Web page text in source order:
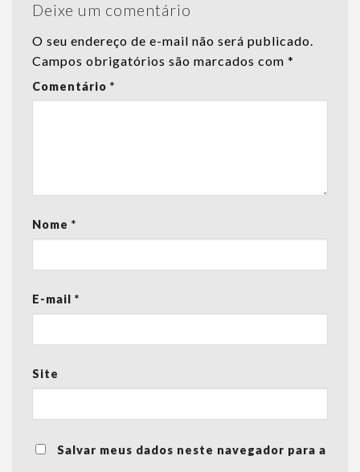
Deixe um comentário
O seu endereço de e-mail não será publicado.
Campos obrigatórios são marcados com *
Comentário *
Nome *
E-mail *
Site
Salvar meus dados neste navegador para a